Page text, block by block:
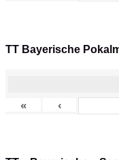
TT Bayerische
« ‹